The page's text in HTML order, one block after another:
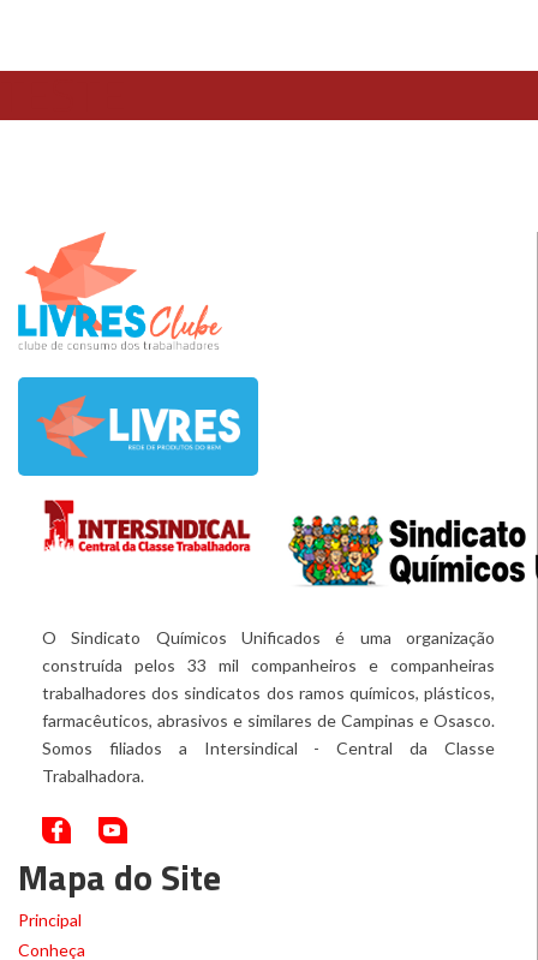
TESTE
O Sindicato Químicos Unificados é uma organização
construída pelos 33 mil companheiros e companheiras
trabalhadores dos sindicatos dos ramos químicos, plásticos,
farmacêuticos, abrasivos e similares de Campinas e Osasco.
Somos filiados a Intersindical - Central da Classe
Trabalhadora.
Mapa do Site
Principal
Conheça